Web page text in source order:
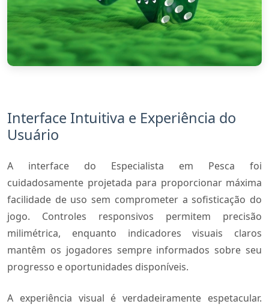
Interface Intuitiva e Experiência do
Usuário
A interface do Especialista em Pesca foi
cuidadosamente projetada para proporcionar máxima
facilidade de uso sem comprometer a sofisticação do
jogo. Controles responsivos permitem precisão
milimétrica, enquanto indicadores visuais claros
mantêm os jogadores sempre informados sobre seu
progresso e oportunidades disponíveis.
A experiência visual é verdadeiramente espetacular.